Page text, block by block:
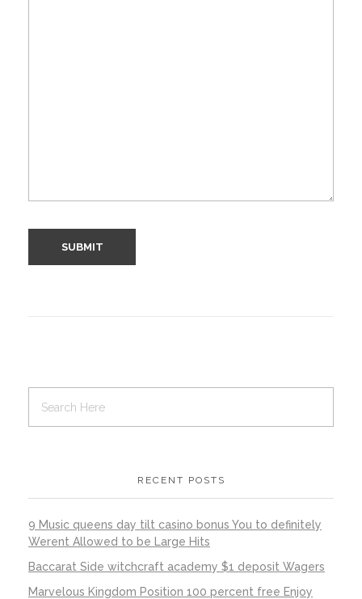
RECENT POSTS
9 Music queens day tilt casino bonus You to definitely
Werent Allowed to be Large Hits
Baccarat Side witchcraft academy $1 deposit Wagers
Marvelous Kingdom Position 100 percent free Enjoy